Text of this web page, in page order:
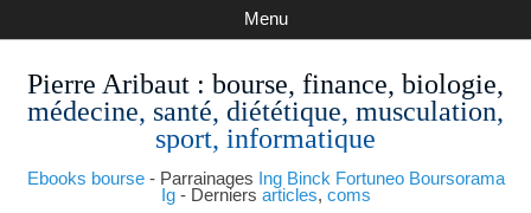
Pierre Aribaut : bourse, finance, biologie,
médecine, santé, diététique, musculation,
sport, informatique
Ebooks bourse- Parrainages Ing Binck Fortuneo Boursorama
Ig- Derniers articles, coms
Menu